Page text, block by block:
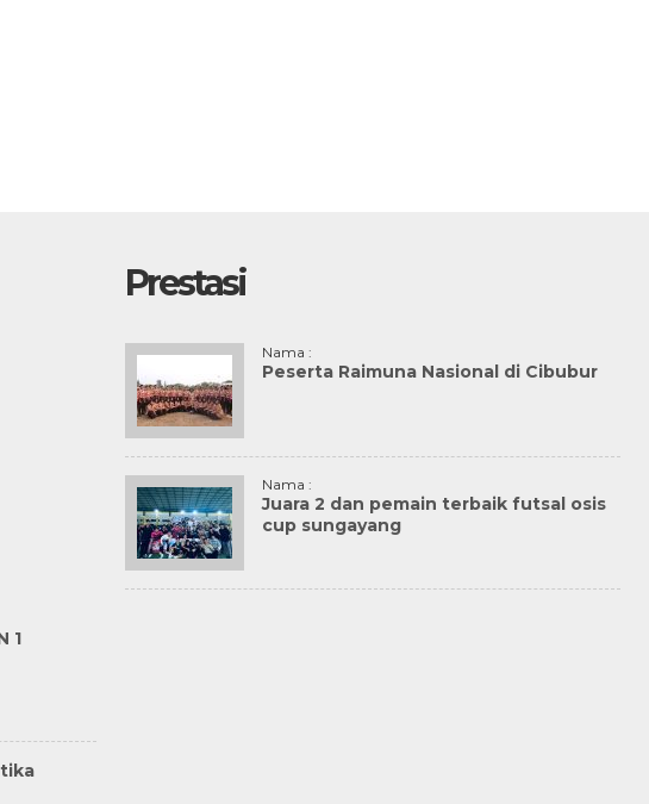
1
Prestasi
Nama :
Peserta Raimuna Nasional di Cibubur
Nama :
Juara 2 dan pemain terbaik futsal osis
cup sungayang